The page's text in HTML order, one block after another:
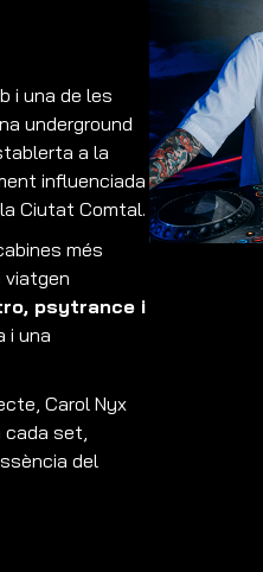
i una de les
underground
a la
influenciada
Ciutat Comtal.
més
viatgen
psytrance i
i una
Carol Nyx
set,
del